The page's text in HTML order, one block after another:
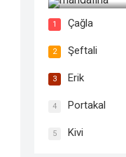
1 Çağla
2 Şeftali
3 Erik
4 Portakal
5 Kivi